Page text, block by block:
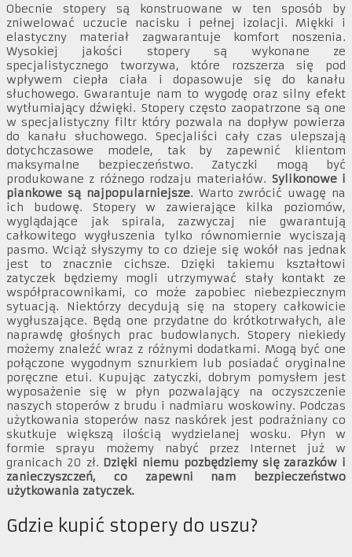
Obecnie stopery są konstruowane w ten sposób by
zniwelować uczucie nacisku i pełnej izolacji. Miękki i
elastyczny materiał zagwarantuje komfort noszenia.
Wysokiej jakości stopery są wykonane ze
specjalistycznego tworzywa, które rozszerza się pod
wpływem ciepła ciała i dopasowuje się do kanału
słuchowego. Gwarantuje nam to wygodę oraz silny efekt
wytłumiający dźwięki. Stopery często zaopatrzone są one
w specjalistyczny filtr który pozwala na dopływ powierza
do kanału słuchowego. Specjaliści cały czas ulepszają
dotychczasowe modele, tak by zapewnić klientom
maksymalne bezpieczeństwo. Zatyczki mogą być
produkowane z różnego rodzaju materiałów. Sylikonowe i
piankowe są najpopularniejsze. Warto zwrócić uwagę na
ich budowę. Stopery w zawierające kilka poziomów,
wyglądające jak spirala, zazwyczaj nie gwarantują
całkowitego wygłuszenia tylko równomiernie wyciszają
pasmo. Wciąż słyszymy to co dzieje się wokół nas jednak
jest to znacznie cichsze. Dzięki takiemu kształtowi
zatyczek będziemy mogli utrzymywać stały kontakt ze
współpracownikami, co może zapobiec niebezpiecznym
sytuacją. Niektórzy decydują się na stopery całkowicie
wygłuszające. Będą one przydatne do krótkotrwałych, ale
naprawdę głośnych prac budowlanych. Stopery niekiedy
możemy znaleźć wraz z różnymi dodatkami. Mogą być one
połączone wygodnym sznurkiem lub posiadać oryginalne
poręczne etui. Kupując zatyczki, dobrym pomysłem jest
wyposażenie się w płyn pozwalający na oczyszczenie
naszych stoperów z brudu i nadmiaru woskowiny. Podczas
użytkowania stoperów nasz naskórek jest podrażniany co
skutkuje większą ilością wydzielanej wosku. Płyn w
formie sprayu możemy nabyć przez Internet już w
granicach 20 zł. Dzięki niemu pozbędziemy się zarazków i
zanieczyszczeń, co zapewni nam bezpieczeństwo
użytkowania zatyczek.
Gdzie kupić stopery do uszu?